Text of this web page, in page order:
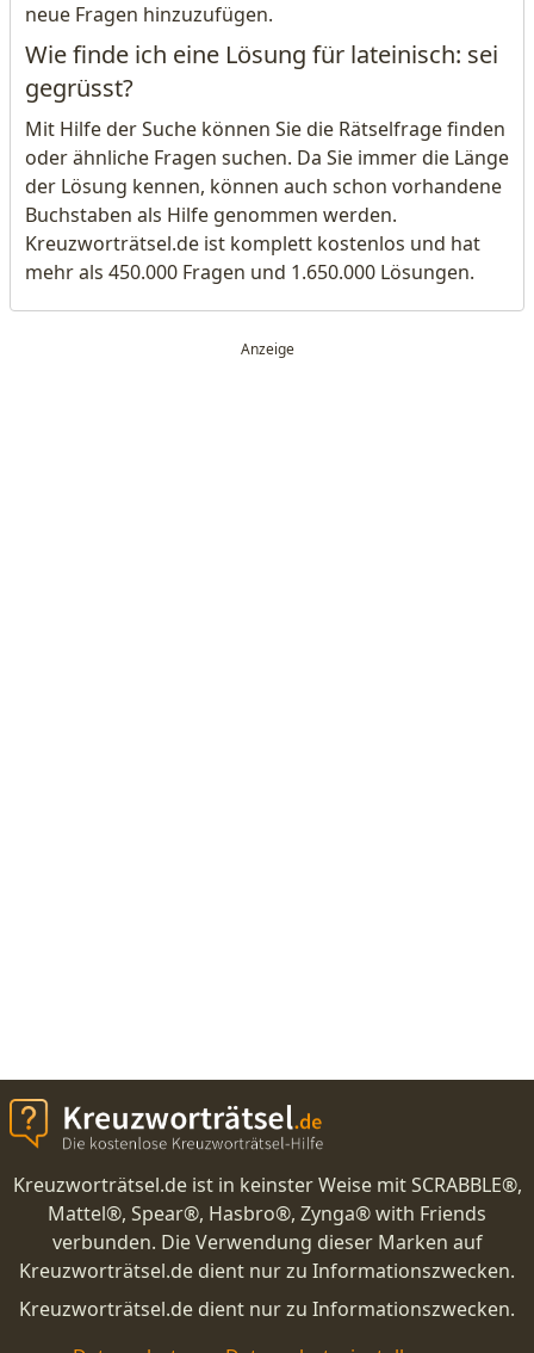
neue Fragen hinzuzufügen.
Wie finde ich eine Lösung für lateinisch: sei
gegrüsst?
Mit Hilfe der Suche können Sie die Rätselfrage finden
oder ähnliche Fragen suchen. Da Sie immer die Länge
der Lösung kennen, können auch schon vorhandene
Buchstaben als Hilfe genommen werden.
Kreuzworträtsel.de ist komplett kostenlos und hat
mehr als 450.000 Fragen und 1.650.000 Lösungen.
Kreuzworträtsel.de ist in keinster Weise mit SCRABBLE®,
Mattel®, Spear®, Hasbro®, Zynga® with Friends
verbunden. Die Verwendung dieser Marken auf
Kreuzworträtsel.de dient nur zu Informationszwecken.
Kreuzworträtsel.de dient nur zu Informationszwecken.